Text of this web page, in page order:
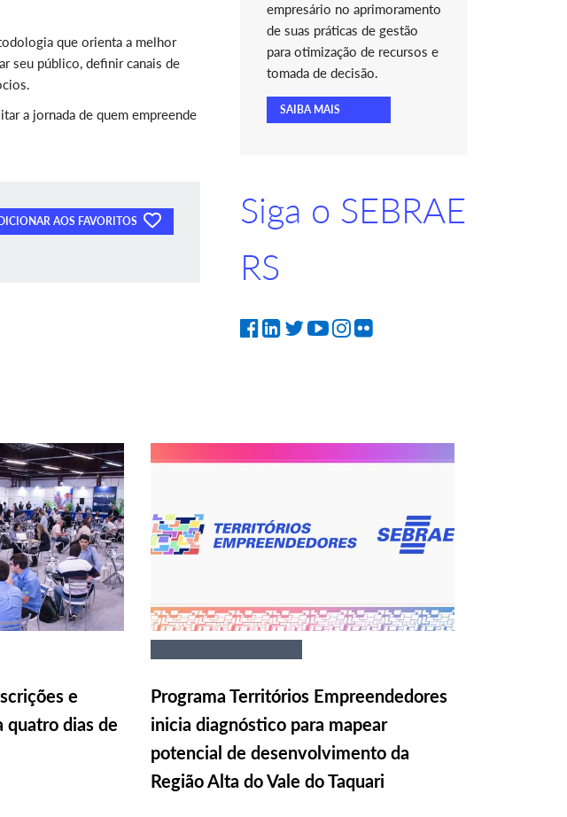
que orienta a melhor
seu público, definir canais de
a jornada de quem empreende
AOS FAVORITOS
empresário no aprimoramento
de suas práticas de gestão
para otimização de recursos e
tomada de decisão.
SAIBA MAIS
Siga o SEBRAE
RS
e
quatro dias de
Programa Territórios Empreendedores
inicia diagnóstico para mapear
potencial de desenvolvimento da
Região Alta do Vale do Taquari